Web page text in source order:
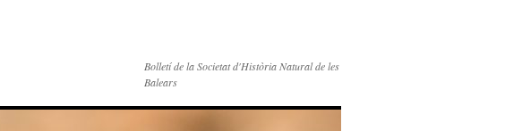
Bolletí de la Societat d'Història Natural de les
Balears